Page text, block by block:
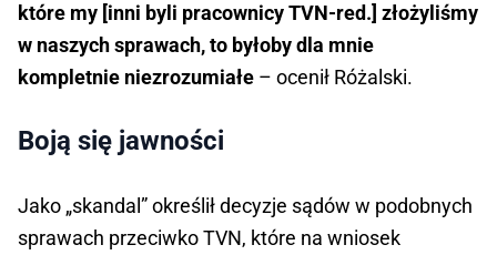
które my [inni byli pracownicy TVN-red.] złożyliśmy
w naszych sprawach, to byłoby dla mnie
kompletnie niezrozumiałe – ocenił Różalski.
Boją się jawności
Jako „skandal” określił decyzje sądów w podobnych
sprawach przeciwko TVN, które na wniosek